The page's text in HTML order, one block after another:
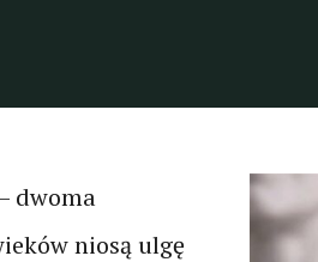
dwoma
niosą ulgę